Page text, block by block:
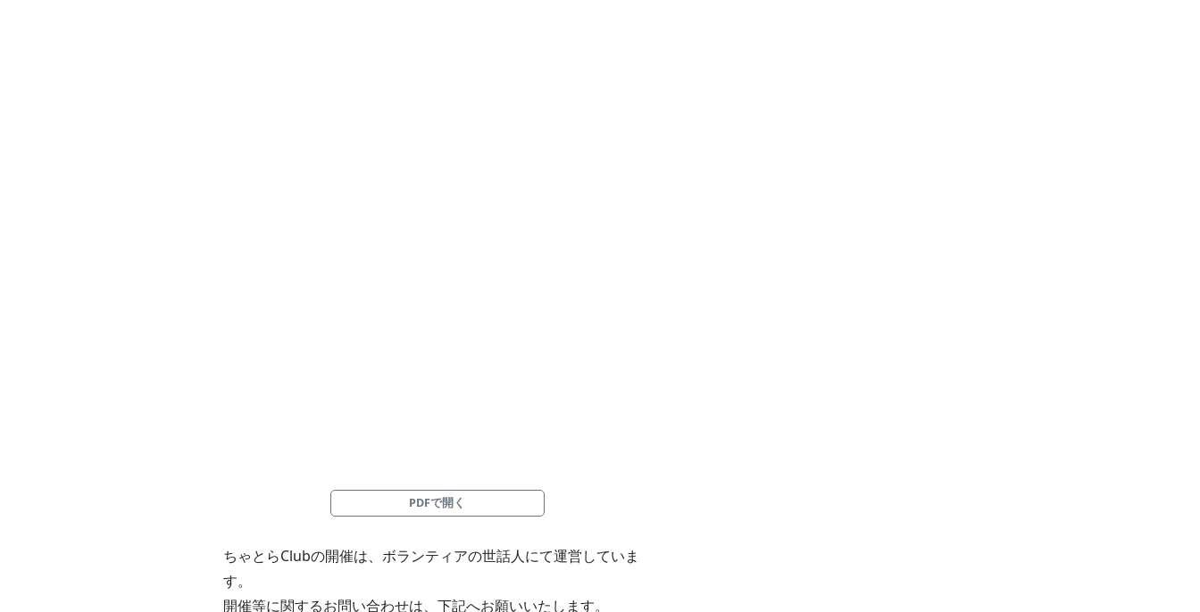
PDFで開く
ちゃとらClubの開催は、ボランティアの世話人にて運営していま
す。
開催等に関するお問い合わせは、下記へお願いいたします。